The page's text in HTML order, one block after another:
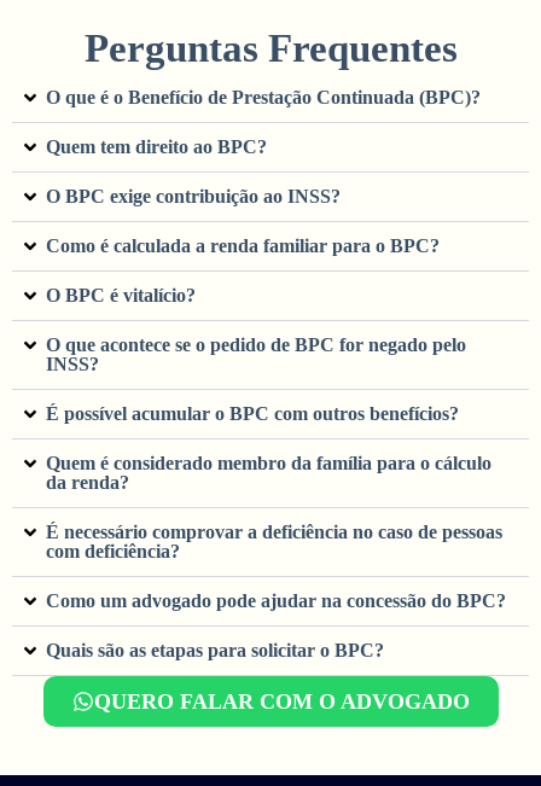
Perguntas Frequentes
O que é o Benefício de Prestação Continuada (BPC)?
Quem tem direito ao BPC?
O BPC exige contribuição ao INSS?
Como é calculada a renda familiar para o BPC?
O BPC é vitalício?
O que acontece se o pedido de BPC for negado pelo
INSS?
É possível acumular o BPC com outros benefícios?
Quem é considerado membro da família para o cálculo
da renda?
É necessário comprovar a deficiência no caso de pessoas
com deficiência?
Como um advogado pode ajudar na concessão do BPC?
Quais são as etapas para solicitar o BPC?
QUERO FALAR COM O ADVOGADO